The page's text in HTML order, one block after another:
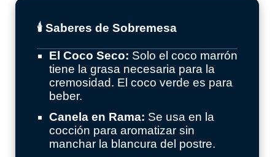
🕯️ Saberes de Sobremesa
El Coco Seco: Solo el coco marrón
tiene la grasa necesaria para la
cremosidad. El coco verde es para
beber.
Canela en Rama: Se usa en la
cocción para aromatizar sin
manchar la blancura del postre.